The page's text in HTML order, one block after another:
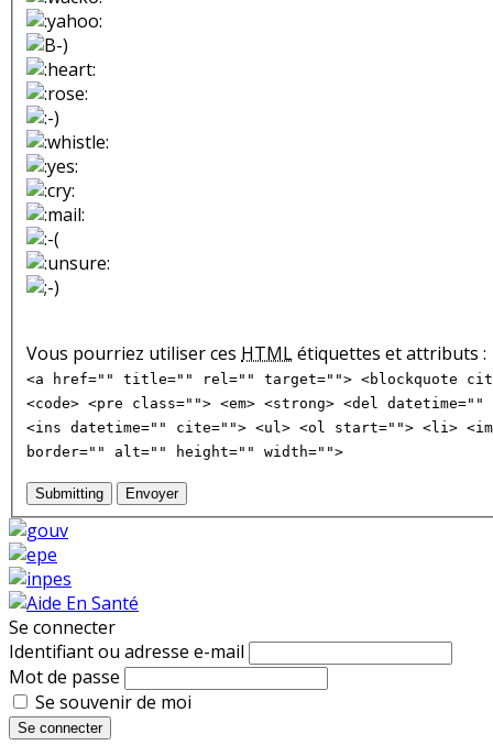
Vous pourriez utiliser ces HTMLétiquettes et attributs :
<a href="" title="" rel="" target=""> <blockquote
<code> <pre class=""> <em> <strong> <del
<ins datetime="" cite=""> <ul> <ol start=""> <li>
border="" alt="" height="" width="">
Submitting Envoyer
Se connecter
Identifiant ou adresse e-mail
Mot de passe
Se souvenir de moi
Se connecter